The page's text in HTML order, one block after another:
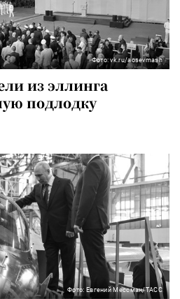
Фото: vk.ru/aosevmash
из эллинга
подлодку
Фото: Евгений Мессман/ТАСС